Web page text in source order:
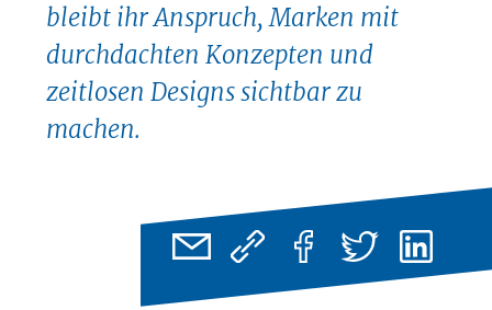
bleibt ihr Anspruch, Marken mit
durchdachten Konzepten und
zeitlosen Designs sichtbar zu
machen.